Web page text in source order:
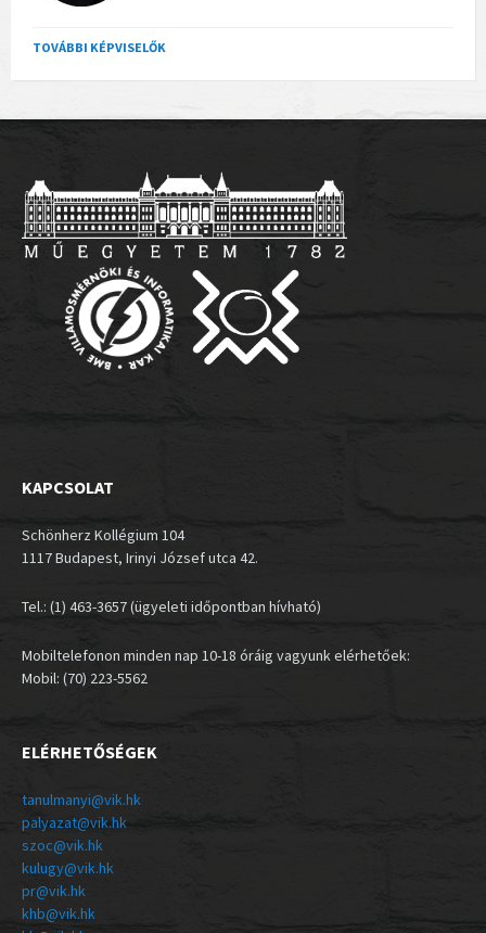
TOVÁBBI KÉPVISELŐK
KAPCSOLAT
Schönherz Kollégium 104
1117 Budapest, Irinyi József utca 42.
Tel.: (1) 463-3657 (ügyeleti időpontban hívható)
Mobiltelefonon minden nap 10-18 óráig vagyunk elérhetőek:
Mobil: (70) 223-5562
ELÉRHETŐSÉGEK
tanulmanyi@vik.hk
palyazat@vik.hk
szoc@vik.hk
kulugy@vik.hk
pr@vik.hk
khb@vik.hk